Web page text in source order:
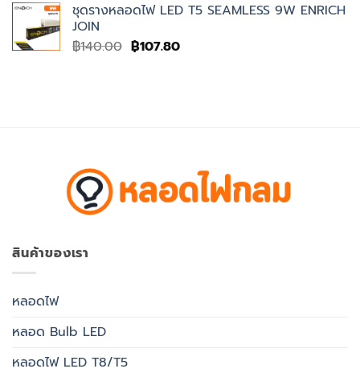
was:
is:
ชุดรางหลอดไฟ LED T5 SEAMLESS 9W ENRICH
JOIN
฿140.00 Original
฿107.80Current
สินค้าของเรา
หลอดไฟ
หลอด Bulb LED
หลอดไฟ LED T8/T5